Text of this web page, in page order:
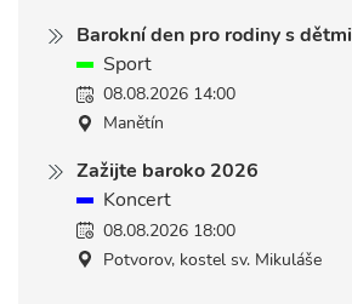
Barokní den pro rodiny s dětmi
Sport
08.08.2026 14:00
Manětín
Zažijte baroko 2026
Koncert
08.08.2026 18:00
Potvorov, kostel sv. Mikuláše